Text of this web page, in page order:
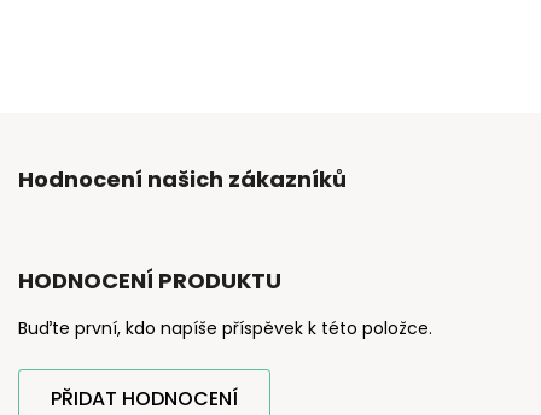
Hodnocení našich zákazníků
HODNOCENÍ PRODUKTU
Buďte první, kdo napíše příspěvek k této položce.
PŘIDAT HODNOCENÍ